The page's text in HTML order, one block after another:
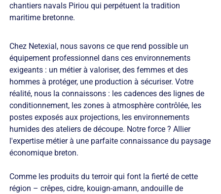
chantiers navals Piriou qui perpétuent la tradition
maritime bretonne.
Chez Netexial, nous savons ce que rend possible un
équipement professionnel dans ces environnements
exigeants : un métier à valoriser, des femmes et des
hommes à protéger, une production à sécuriser. Votre
réalité, nous la connaissons : les cadences des lignes de
conditionnement, les zones à atmosphère contrôlée, les
postes exposés aux projections, les environnements
humides des ateliers de découpe. Notre force ? Allier
l'expertise métier à une parfaite connaissance du paysage
économique breton.
Comme les produits du terroir qui font la fierté de cette
région – crêpes, cidre, kouign-amann, andouille de